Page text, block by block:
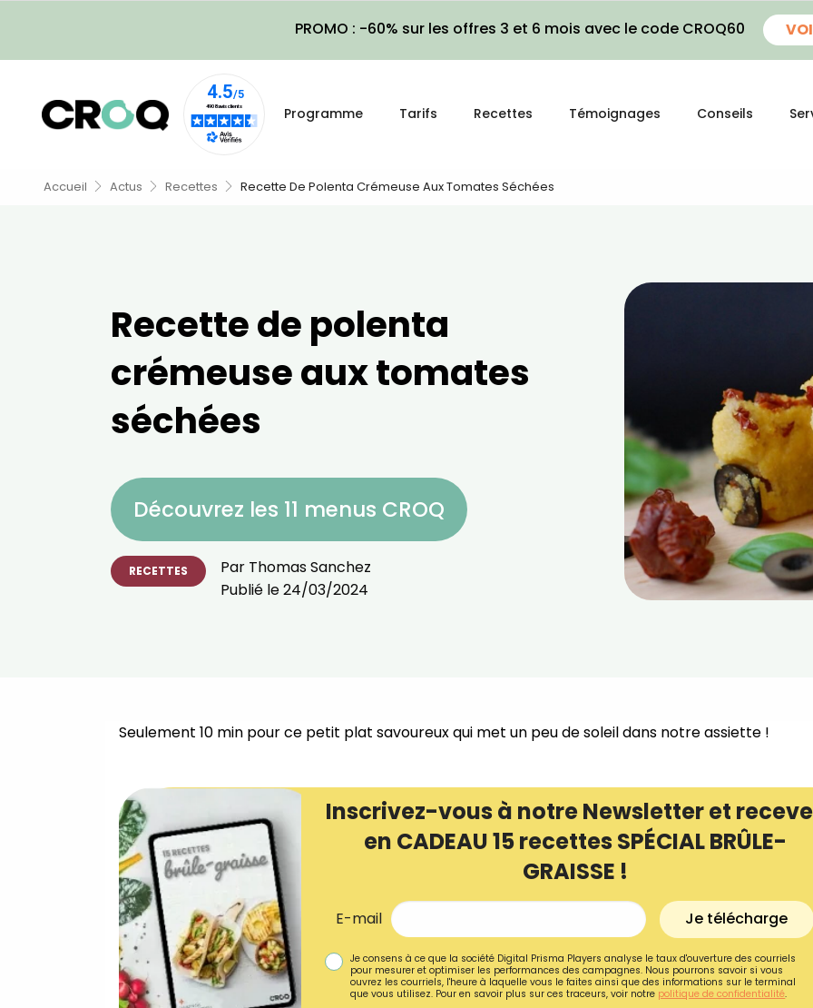
PROMO : -60% sur les offres 3 et 6 mois avec le code CROQ60
Programme Tarifs Recettes Témoignages Conseils
Accueil Actus Recettes Recette De Polenta Crémeuse Aux Tomates Séchées
Recette de polenta
crémeuse aux tomates
séchées
Découvrez les 11 menus CROQ
RECETTES Par Thomas Sanchez
Publié le24/03/2024
Seulement 10 min pour ce petit plat savoureux qui met un peu de soleil dans notre assiette !
Inscrivez-vous à notre Newsletter et
en CADEAU 15 recettes SPÉCIAL BRÛLE-
GRAISSE !
E-mail Je télécharge
Je consens à ce que la société Digital Prisma Players analyse le taux d'ouverture des courriels
pour mesurer et optimiser les performances des campagnes. Nous pourrons savoir si vous
ouvrez les courriels, l'heure à laquelle vous le faites ainsi que des informations sur le terminal
que vous utilisez. Pour en savoir plus sur ces traceurs, voir notre politique de confidentialité.